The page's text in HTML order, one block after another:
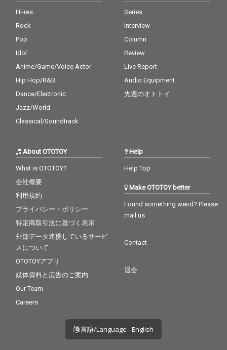
Hi-res
Rock
Pop
Idol
Anime/Game/Voice Actor
Hip Hop/R&B
Dance/Electronic
Jazz/World
Classical/Soundtrack
Series
Interview
Column
Review
Live Report
Audio Equipment
先週のオトトイ
About OTOTOY
What is OTOTOY?
会社概要
利用規約
プライバシー・ポリシー
特定商取引法に基づく表示
外部データ連携しているサービ
スについて
OTOTOYアプリ
媒体資料と広告のご案内
Our Team
Careers
Help
Help Top
Make OTOTOY better
Found something weird? Please
mail us
Contact
退会
言語/Language - English